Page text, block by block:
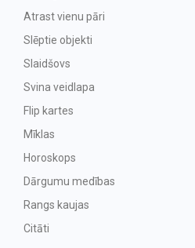
Atrast vienu pāri
Slēptie objekti
Slaidšovs
Svina veidlapa
Flip kartes
Mīklas
Horoskops
Dārgumu medības
Rangs kaujas
Citāti